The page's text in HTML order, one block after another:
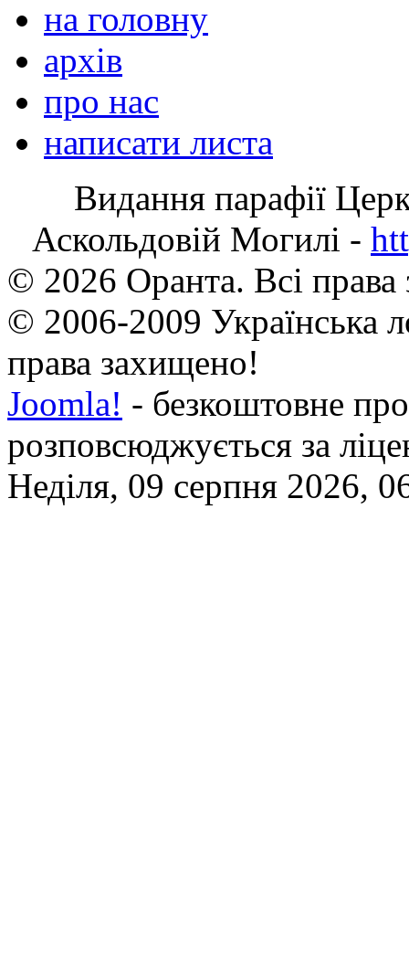
на головну
архів
про нас
написати листа
Видання парафії
Аскольдовій Могилі -
© 2026 Оранта. Всі
© 2006-2009 Українська
права захищено!
Joomla! - безкоштовне
розповсюджується за
Неділя, 09 серпня 2026,